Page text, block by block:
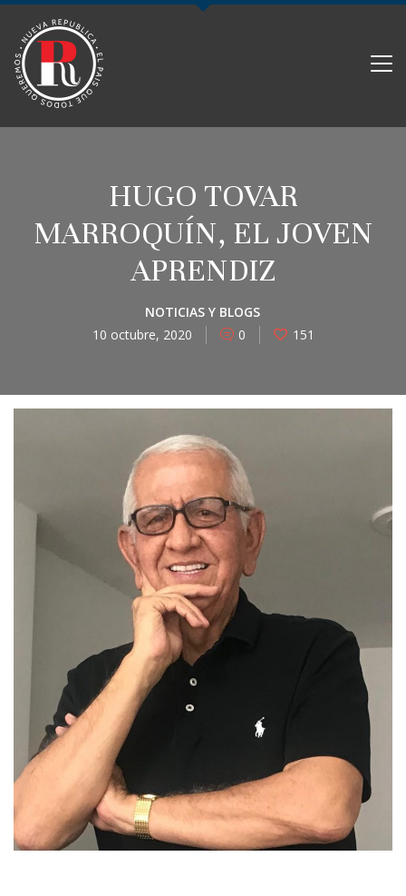
HUGO TOVAR
MARROQUÍN, EL JOVEN
APRENDIZ
NOTICIAS Y BLOGS
10 octubre, 2020
0 151